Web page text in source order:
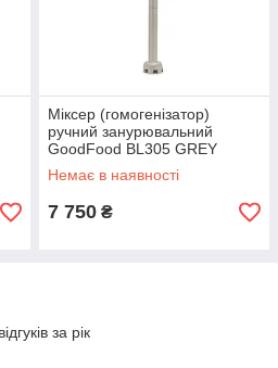
Міксер (гомогенізатор)
ручний занурювальний
GoodFood BL305 GREY
Немає в наявності
7 750 ₴
за рік